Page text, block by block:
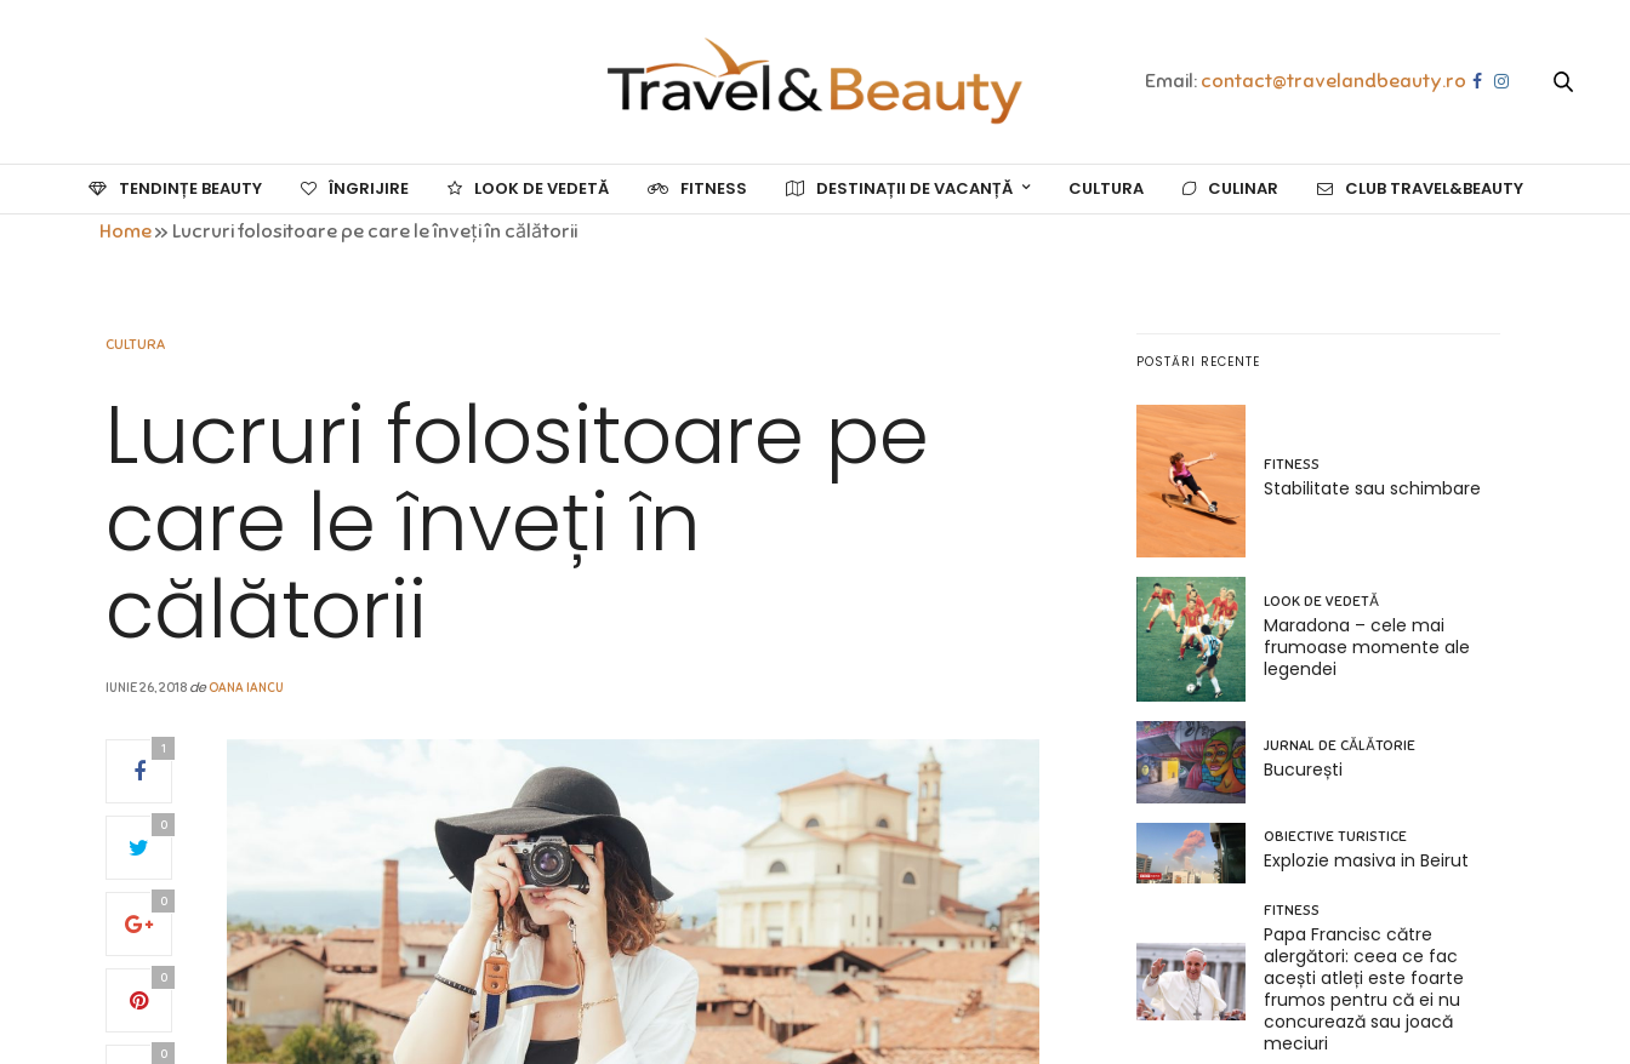
Email: contact@travelandbeauty.ro
TENDINȚE BEAUTY ÎNGRIJIRE LOOK DE VEDETĂ FITNESS DESTINAȚII DE VACANȚĂ CULTURA CULINAR CLUB TRAVEL&BEAUTY
Home» Lucruri folositoare pe care le înveți în călătorii
CULTURA
Lucruri folositoare pe
care le înveți în
călătorii
IUNIE 26, 2018 de OANA IANCU
1
0
0
0
0
POSTĂRI RECENTE
FITNESS
Stabilitate sau schimbare
LOOK DE VEDETĂ
Maradona – cele mai
frumoase momente ale
legendei
JURNAL DE CĂLĂTORIE
București
OBIECTIVE TURISTICE
Explozie masiva in Beirut
FITNESS
Papa Francisc către
alergători: ceea ce fac
acești atleți este foarte
frumos pentru că ei nu
concurează sau joacă
meciuri